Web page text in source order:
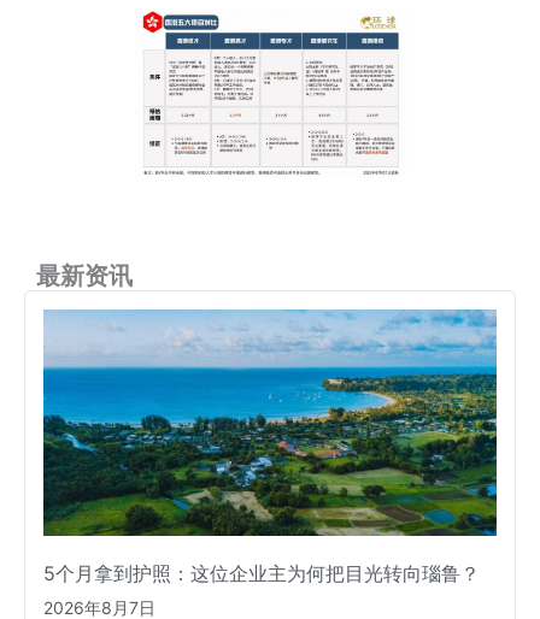
最新资讯
5个月拿到护照：这位企业主为何把目光转向瑙鲁？
2026年8月7日